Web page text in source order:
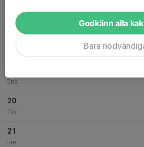
Mån
Ons
20
Tor
21
Fre
Godkänn alla
Bara